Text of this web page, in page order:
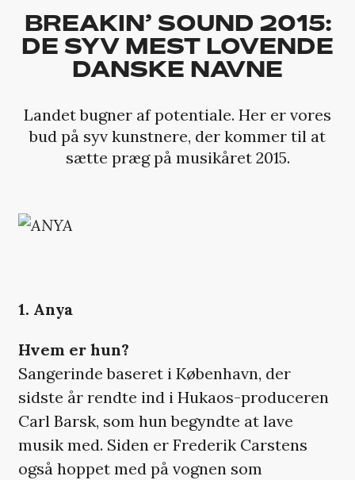
BREAKIN’ SOUND 2015:
DE SYV MEST LOVENDE
DANSKE NAVNE
Landet bugner af potentiale. Her er vores
bud på syv kunstnere, der kommer til at
sætte præg på musikåret 2015.
1. Anya
Hvem er hun?
Sangerinde baseret i København, der
sidste år rendte ind i Hukaos-produceren
Carl Barsk, som hun begyndte at lave
musik med. Siden er Frederik Carstens
også hoppet med på vognen som